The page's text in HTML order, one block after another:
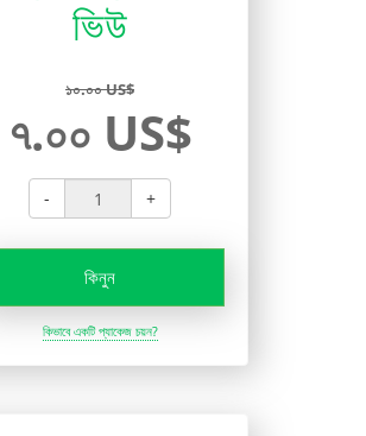
ভিউ
১০.০০ US$
৭.০০ US$
- +
কিনুন
কিভাবে একটি প্যাকেজ চয়ন?